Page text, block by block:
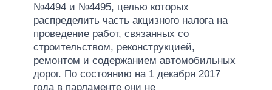
№4494 и №4495, целью которых
распределить часть акцизного налога на
проведение работ, связанных со
строительством, реконструкцией,
ремонтом и содержанием автомобильных
дорог. По состоянию на 1 декабря 2017
года в парламенте они не